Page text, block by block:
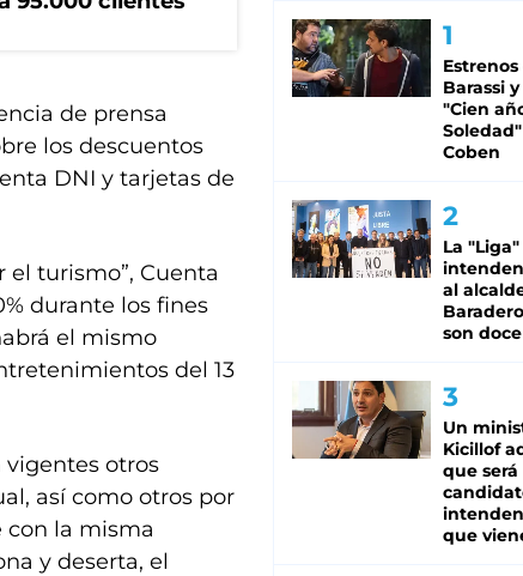
de prensa
los descuentos
DNI y tarjetas de
turismo”, Cuenta
durante los fines
el mismo
del 13
otros
así como otros por
con la misma
y deserta, el
Estrenos
Barassi
"Cien
Coben
La
al
son doce
Un
Kicillof
que será
que